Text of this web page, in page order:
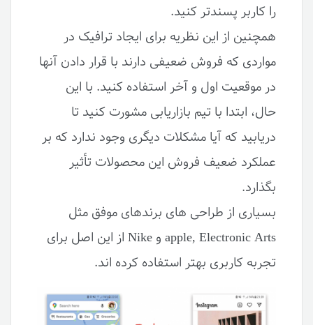
را کاربر پسندتر کنید.
همچنین از این نظریه برای ایجاد ترافیک در
مواردی که فروش ضعیفی دارند با قرار دادن آنها
در موقعیت اول و آخر استفاده کنید. با این
حال، ابتدا با تیم بازاریابی مشورت کنید تا
دریابید که آیا مشکلات دیگری وجود ندارد که بر
عملکرد ضعیف فروش این محصولات تأثیر
بگذارد.
بسیاری از طراحی های برندهای موفق مثل
apple, Electronic Arts و Nike از این اصل برای
تجربه کاربری بهتر استفاده کرده اند.